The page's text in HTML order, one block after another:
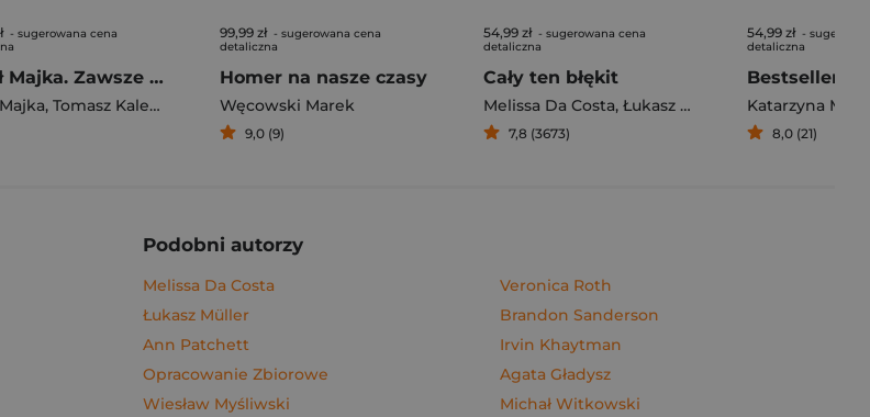
- sugerowana cena
Rafał Majka. Zawsze z przodu. Rozmawia Tomasz Kalemba - książka z autografem
, Tomasz Kalemba
99,99 zł - sugerowana cena
detaliczna
Homer na nasze czasy
Węcowski Marek
9,0 (9)
54,99 zł - sugerowana cena
detaliczna
Cały ten błękit
Melissa Da Costa, Łukasz Müller
7,8 (3673)
54,99 zł -
detaliczna
Bestseller.
Katarzyna
8,0 (21)
Podobni autorzy
Melissa Da Costa
Łukasz Müller
Ann Patchett
Opracowanie Zbiorowe
Wiesław Myśliwski
Veronica Roth
Brandon Sanderson
Irvin Khaytman
Agata Gładysz
Michał Witkowski